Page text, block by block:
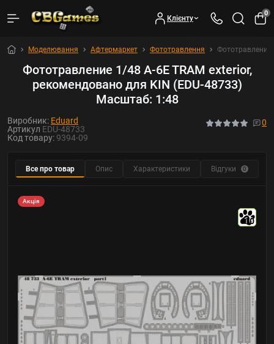
Клієнту
0
Моделювання Афтермаркет Фототравлення Фототравление
Фототравление 1/48 A-6E TRAM exterior,
рекомендовано для KIN (EDU-48733)
Масштаб: 1:48
Виробник: Eduard
Артикул EDU-48733
Код товару: 9394-09
0
Все про товар Опис Характеристики Відгуки 0
Акція
10